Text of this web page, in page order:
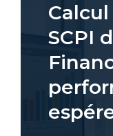
SCPI